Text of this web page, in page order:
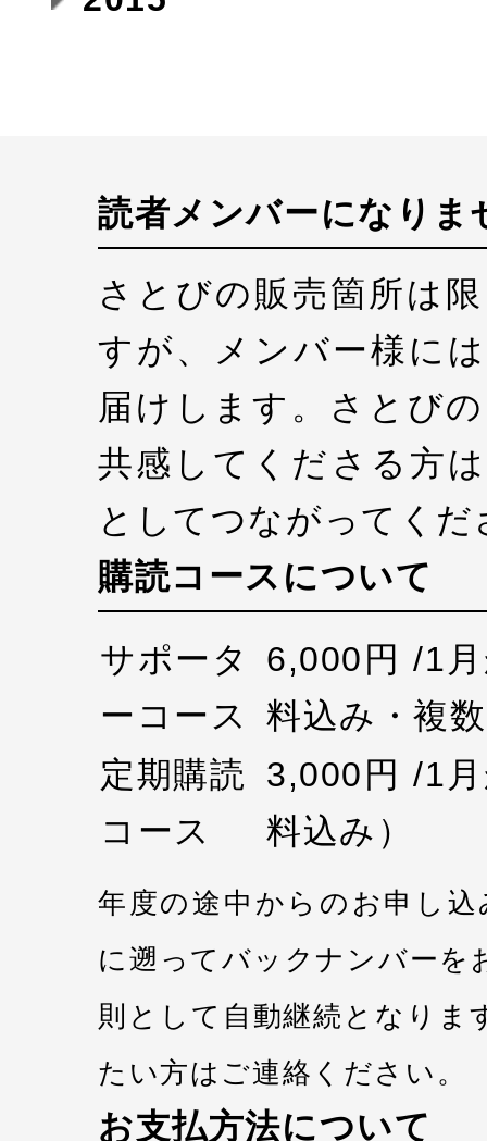
読者メンバーになりま
さとびの販売箇所は
すが、メンバー様に
届けします。さとび
共感してくださる方
としてつながってくだ
購読コースについて
サポータ
ーコース
6,000円 /1
料込み・複
定期購読
コース
3,000円 /1
料込み）
年度の途中からのお申し
に遡ってバックナンバーを
則として自動継続となりま
たい方はご連絡ください。
お支払方法について